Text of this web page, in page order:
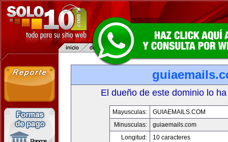
El dueño de este dominio lo
Mayusculas:
GUIAEMAILS.COM
Minusculas:
guiaemails.com
Longitud:
10 caracteres